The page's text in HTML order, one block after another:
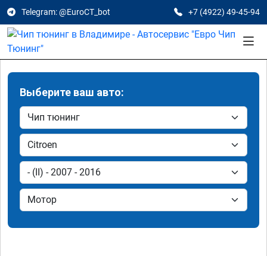
Telegram: @EuroCT_bot +7 (4922) 49-45-94
Выберите ваш авто: